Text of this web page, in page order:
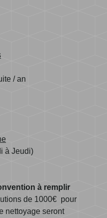
/ an
à Jeudi)
à remplir
de 1000€ pour
nettoyage seront